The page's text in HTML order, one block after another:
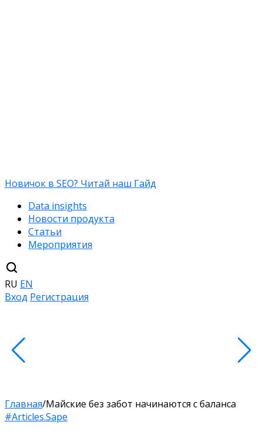
Новичок в SEO? Читай наш Гайд
Data insights
Новости продукта
Статьи
Мероприятия
RU EN
Вход Регистрация
Главная/Майские без забот начинаются с баланса
#Articles.Sape